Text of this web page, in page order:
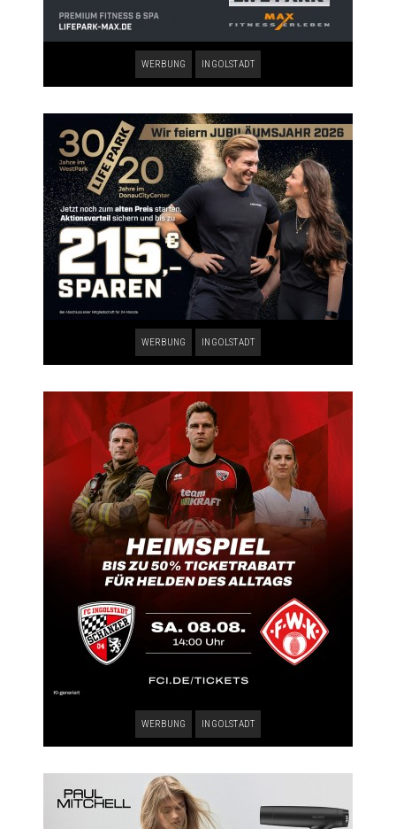
WERBUNG INGOLSTADT
WERBUNG INGOLSTADT
WERBUNG INGOLSTADT